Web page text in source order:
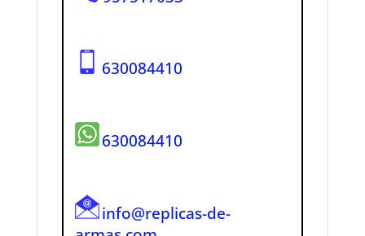
630084410
630084410
info@replicas-de-